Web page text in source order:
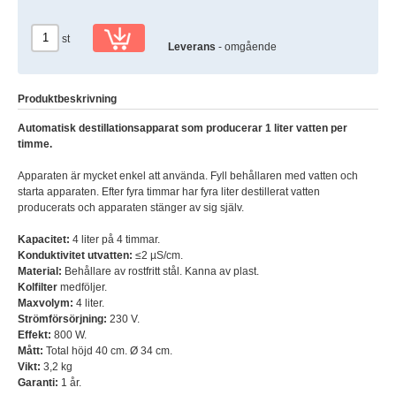
st
Leverans - omgående
Produktbeskrivning
Automatisk destillationsapparat som producerar 1 liter vatten per
timme.
Apparaten är mycket enkel att använda. Fyll behållaren med vatten och
starta apparaten. Efter fyra timmar har fyra liter destillerat vatten
producerats och apparaten stänger av sig själv.
Kapacitet: 4 liter på 4 timmar.
Konduktivitet utvatten: ≤2 µS/cm.
Material: Behållare av rostfritt stål. Kanna av plast.
Kolfilter medföljer.
Maxvolym: 4 liter.
Strömförsörjning: 230 V.
Effekt: 800 W.
Mått: Total höjd 40 cm. Ø 34 cm.
Vikt: 3,2 kg
Garanti: 1 år.